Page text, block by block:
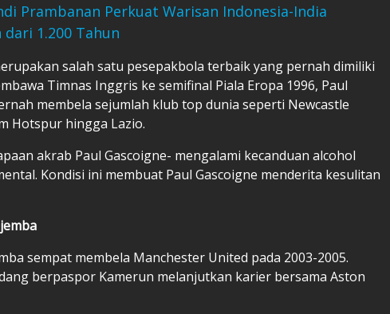
Prambanan Perkuat Warisan Indonesia-India
dari 1.200 Tahun
salah satu pesepakbola terbaik yang pernah dimiliki
Timnas Inggris ke semifinal Piala Eropa 1996, Paul
membela sejumlah klub top dunia seperti Newcastle
Hotspur hingga Lazio.
akrab Paul Gascoigne- mengalami kecanduan alcohol
Kondisi ini membuat Paul Gascoigne menderita kesulitan
sempat membela Manchester United pada 2003-2005.
berpaspor Kamerun melanjutkan karier bersama Aston